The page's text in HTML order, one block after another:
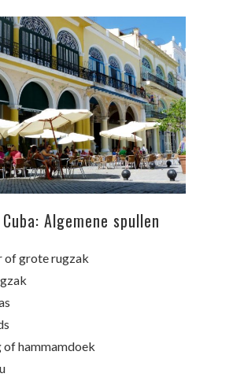
Algemene spullen
grote rugzak
hammamdoek